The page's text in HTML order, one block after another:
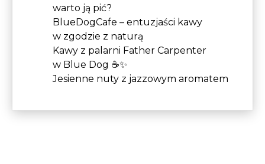
warto ją pić?
BlueDogCafe – entuzjaści kawy
w zgodzie z naturą
Kawy z palarni Father Carpenter
w Blue Dog ☕✨
Jesienne nuty z jazzowym aromatem